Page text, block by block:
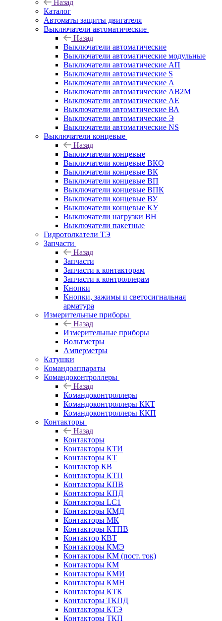
Назад
Каталог
Автоматы защиты двигателя
Выключатели автоматические
Назад
Выключатели автоматические
Выключатели автоматические модульные
Выключатели автоматические АП
Выключатели автоматические S
Выключатели автоматические А
Выключатели автоматические АВ2М
Выключатели автоматические АЕ
Выключатели автоматические ВА
Выключатели автоматические Э
Выключатели автоматические NS
Выключатели концевые
Назад
Выключатели концевые
Выключатели концевые ВКО
Выключатели концевые ВК
Выключатели концевые ВП
Выключатели концевые ВПК
Выключатели концевые ВУ
Выключатели концевые КУ
Выключатели нагрузки ВН
Выключатели пакетные
Гидротолкатели ТЭ
Запчасти
Назад
Запчасти
Запчасти к контакторам
Запчасти к контроллерам
Кнопки
Кнопки, зажимы и светосигнальная
арматура
Измерительные приборы
Назад
Измерительные приборы
Вольтметры
Амперметры
Катушки
Командоаппараты
Командоконтроллеры
Назад
Командоконтроллеры
Командоконтроллеры ККТ
Командоконтроллеры ККП
Контакторы
Назад
Контакторы
Контакторы КТИ
Контакторы КТ
Контактор КВ
Контакторы КТП
Контакторы КПВ
Контакторы КПД
Контакторы LC1
Контакторы КМД
Контакторы МК
Контакторы КТПВ
Контактор КВТ
Контакторы КМЭ
Контакторы КМ (пост. ток)
Контакторы КМ
Контакторы КМИ
Контакторы КМН
Контакторы КТК
Контакторы ТКПД
Контакторы КТЭ
Контакторы ТКП